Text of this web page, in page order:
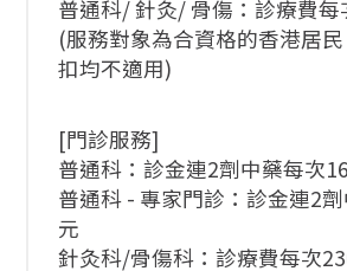
普通科/ 針灸/ 骨傷：診療費每
(服務對象為合資格的香港居
扣均不適用)
[門診服務]
普通科：診金連2劑中藥每次
普通科 - 專家門診：診金連2
元
針灸科/骨傷科：診療費每次